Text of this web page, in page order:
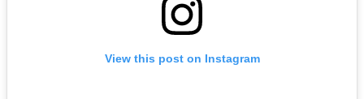
View this post on Instagram